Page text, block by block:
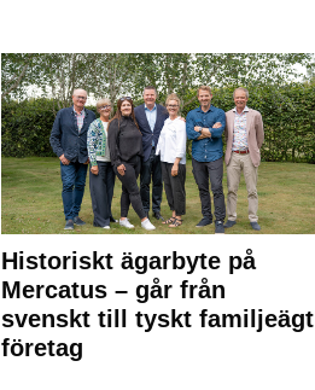
Historiskt ägarbyte på
Mercatus – går från
svenskt till tyskt familjeägt
företag